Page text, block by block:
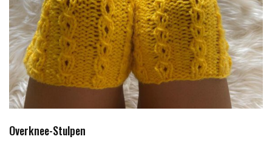
Overknee-Stulpen